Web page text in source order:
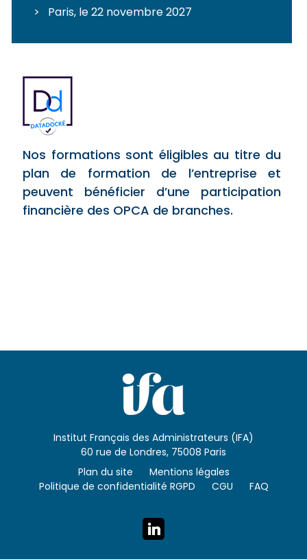
Paris, le 22 novembre 2027
Nos formations sont éligibles au titre du
plan de formation de l’entreprise et
peuvent bénéficier d’une participation
financière des OPCA de branches.
Institut Français des Administrateurs (IFA)
60 rue de Londres, 75008 Paris
Plan du site
Mentions légales
Politique de confidentialité RGPD
CGU FAQ